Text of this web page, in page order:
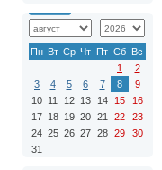
Пн Вт Ср Чт Пт Сб Вс
1
2
3
4 5 6 7 8
9
10 11 12 13 14 15
16
17 18 19 20 21 22
23
24 25 26 27 28 29
30
31